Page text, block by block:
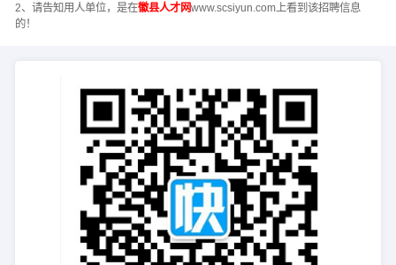
2、请告知用人单位，是在徽县人才网www.scsiyun.com上看到该招聘信息
的！